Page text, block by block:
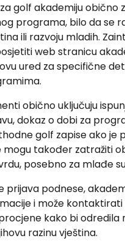
golf akademiju obično
programa, bilo da se
ili razvoju mladih.
web stranicu
ured za specifične
obično uključuju
dokaz o dobi za
golf zapise ako je
mogu također zatražiti
posebno za mlađe
prijava podnese,
i može
kako bi odredila
razinu vještina.